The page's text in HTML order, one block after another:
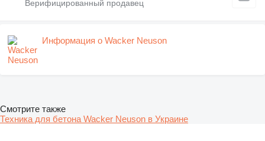
Информация о Wacker Neuson
Смотрите также
Техника для бетона Wacker Neuson в Украине